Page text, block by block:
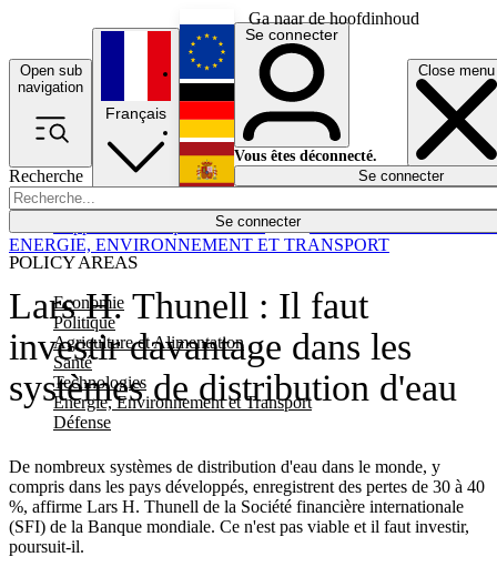
Ga naar de hoofdinhoud
Open sub
navigation
Close menu
Recherche
Se connecter
POLICY AREAS
Economie
Politique
Agriculture et Alimentation
Santé
Technologies
Energie, Environnement et Transport
Défense
Économie
Français
English
Deutsch
Español
Se connecter
Vous êtes déconnecté.
Se connecter
Lars H. Thunell : Il faut
investir davantage dans les
systèmes de distribution d'eau
De nombreux systèmes de distribution d'eau dans le monde, y
compris dans les pays développés, enregistrent des pertes de 30 à 40
%, affirme Lars H. Thunell de la Société financière internationale
(SFI) de la Banque mondiale. Ce n'est pas viable et il faut investir,
poursuit-il.
ENERGIE, ENVIRONNEMENT ET TRANSPORT